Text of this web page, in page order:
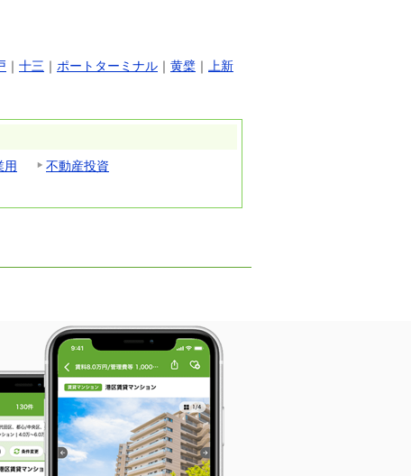
｜ 十三 ｜ ポートターミナル ｜ 黄檗 ｜
上新
用
不動産投資